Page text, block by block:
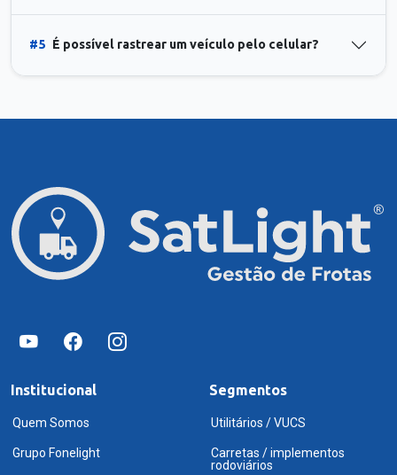
#5 É possível rastrear um veículo pelo celular?
Institucional
Quem Somos
Grupo Fonelight
Segmentos
Utilitários / VUCS
Carretas / implementos
rodoviários